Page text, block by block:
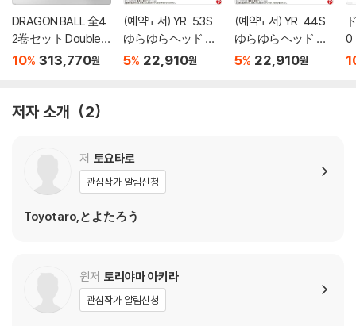
DRAGON BALL 全4
2卷セット Double C
over Box
10% 313,770원
(예약도서) YR-53S
ゆらゆらヘッド ド
ラゴンボ-ルZ 孫悟
5% 22,910원
(예약도서) YR-44S
ゆらゆらヘッド ド
ラゴンボ-ルZ ベ
5% 22,910원
0
저자 소개 2
저 토요타로
관심작가 알림신청
Toyotaro,とよたろう
원저 토리야마 아키라
관심작가 알림신청